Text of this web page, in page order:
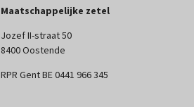
Maatschappelijke zetel
Jozef II-straat 50
8400 Oostende
RPR Gent BE 0441 966 345